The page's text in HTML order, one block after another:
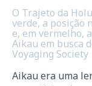
O Trajeto da
verde, a posição
e, em vermelho,
Aikau em busca
Voyaging Society
Aikau era uma